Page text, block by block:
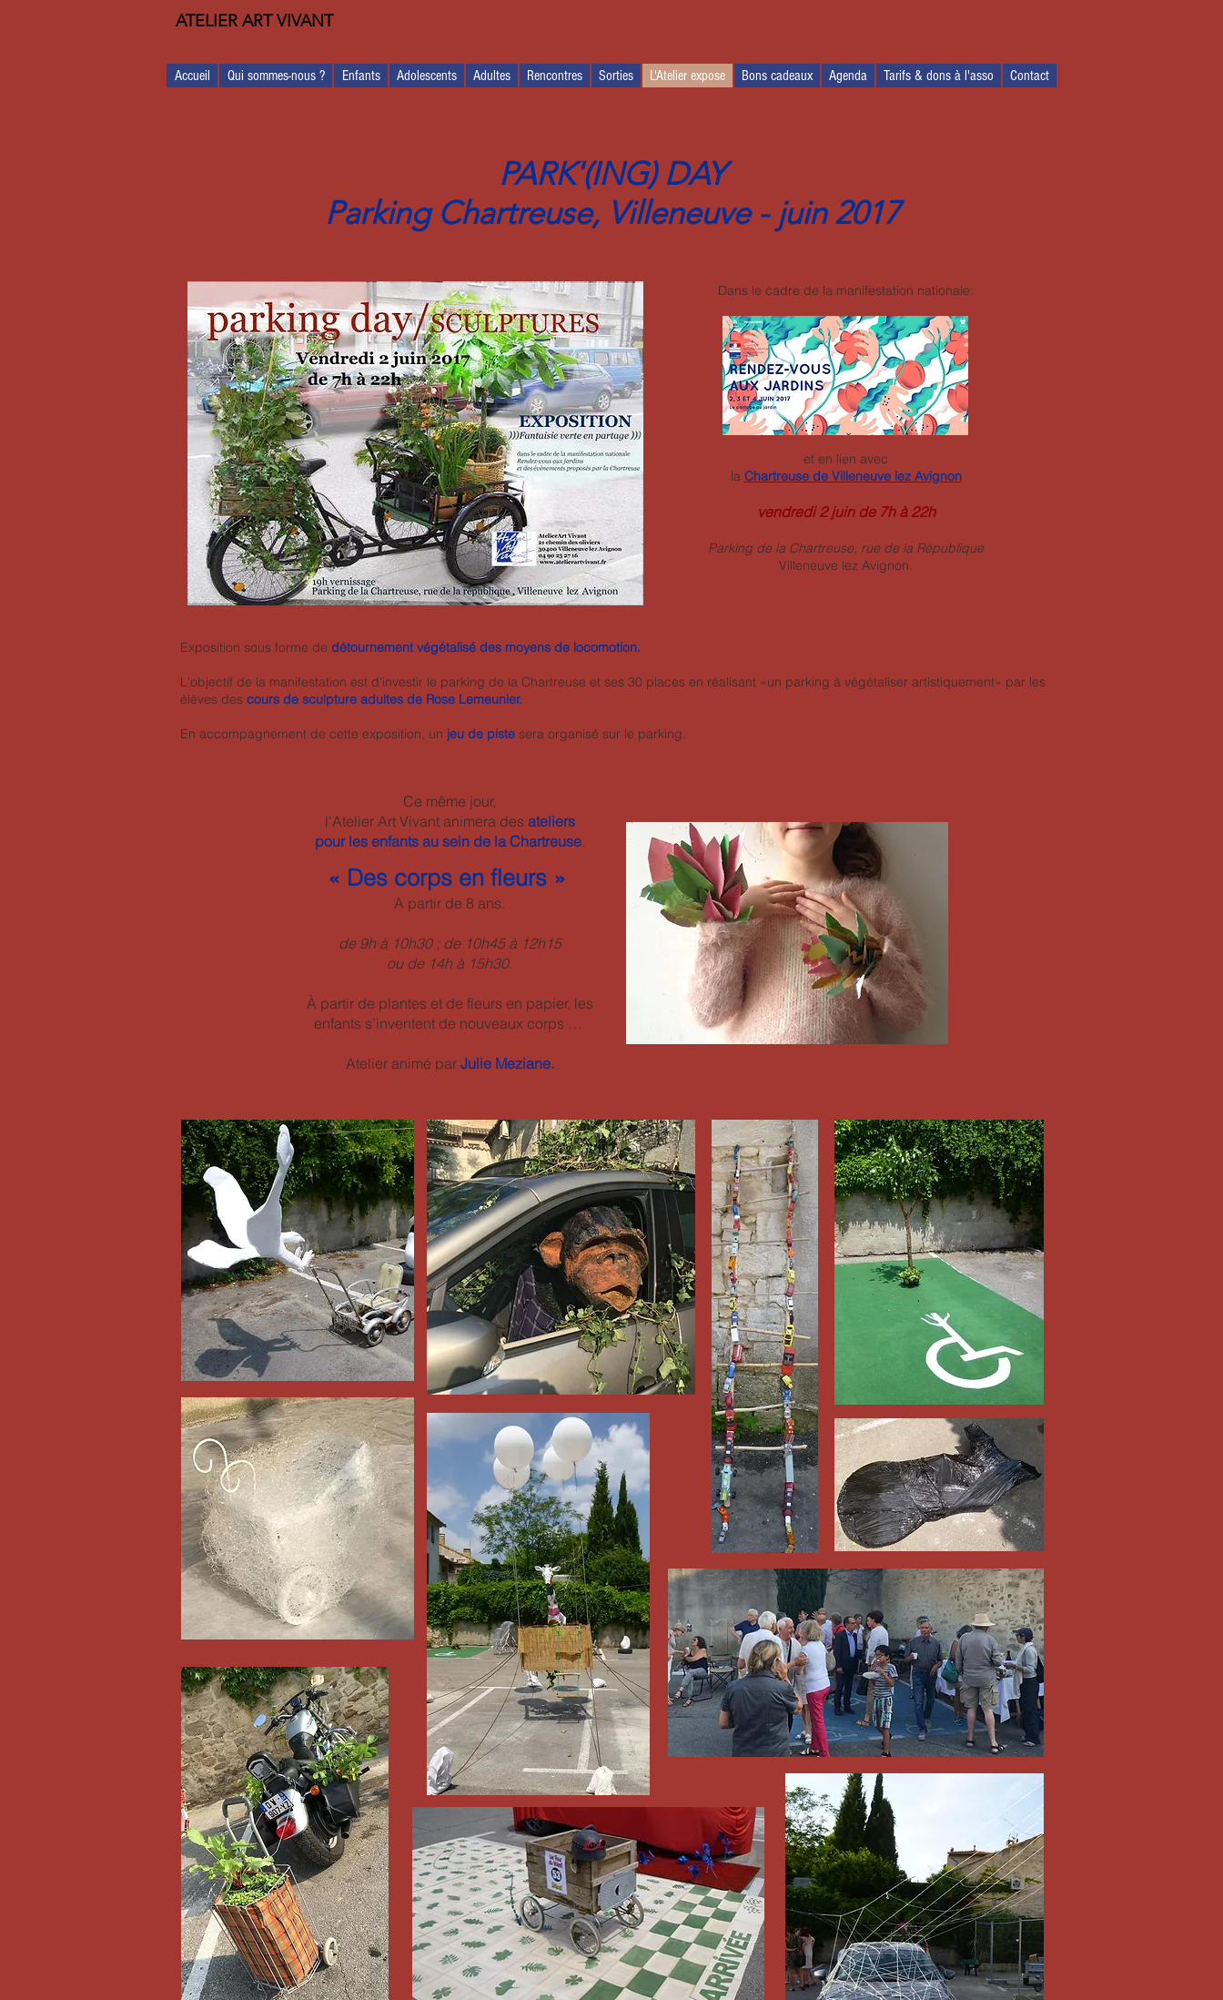
ATELIER ART VIVANT
Accueil Qui sommes-nous ? Enfants Adolescents Adultes Rencontres Sorties L'Atelier expose Bons cadeaux Agenda Tarifs & dons à l'asso Contact
PARK'(ING) DAY
Parking Chartreuse, Villeneuve - juin 2017
Dans le cadre de la manifestation nationale:
et en lien avec
la Chartreuse de Villeneuve lez Avignon
vendredi 2 juin de 7h à 22h
Parking de la Chartreuse, rue de la République
Villeneuve lez Avignon.
Exposition sous forme de détournement végétalisé des moyens de locomotion.
L'objectif de la manifestation est d'investir le parking de la Chartreuse et ses 30 places en réalisant «un parking à végétaliser artistiquement» par les
élèves des cours de sculpture adultes de Rose Lemeunier.
En accompagnement de cette exposition, un jeu de piste sera organisé sur le parking.
Ce même jour,
l'Atelier Art Vivant animera des ateliers
pour les enfants au sein de la Chartreuse.
« Des corps en fleurs »
A partir de 8 ans.
de 9h à 10h30 ; de 10h45 à 12h15
ou de 14h à 15h30.
À partir de plantes et de fleurs en papier, les
enfants s’inventent de nouveaux corps …
Atelier animé par Julie Meziane.